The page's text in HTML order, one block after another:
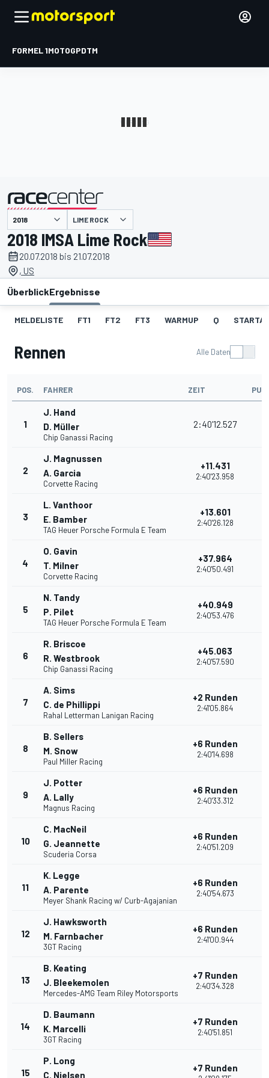
FORMEL 1MOTOGPDTM
LIME ROCK
2018 IMSA Lime Rock
20.07.2018 bis 21.07.2018
, US
ÜberblickErgebnisse
MELDELISTE FT1 FT2 FT3 WARMUP Q
Rennen Alle Daten
POS. FAHRER ZEIT
1
J. Hand
D. Müller
Chip Ganassi Racing
2:40'12.527
2
J. Magnussen
A. Garcia
Corvette Racing
+11.431
2:40'23.958
3
L. Vanthoor
E. Bamber
TAG Heuer Porsche Formula E Team
+13.601
2:40'26.128
4
O. Gavin
T. Milner
Corvette Racing
+37.964
2:40'50.491
5
N. Tandy
P. Pilet
TAG Heuer Porsche Formula E Team
+40.949
2:40'53.476
6
R. Briscoe
R. Westbrook
Chip Ganassi Racing
+45.063
2:40'57.590
7
A. Sims
C. de Phillippi
Rahal Letterman Lanigan Racing
+2 Runden
2:41'05.864
8
B. Sellers
M. Snow
Paul Miller Racing
+6 Runden
2:40'14.698
9
J. Potter
A. Lally
Magnus Racing
+6 Runden
2:40'33.312
10
C. MacNeil
G. Jeannette
Scuderia Corsa
+6 Runden
2:40'51.209
11
K. Legge
A. Parente
Meyer Shank Racing w/ Curb-Agajanian
+6 Runden
2:40'54.673
12
J. Hawksworth
M. Farnbacher
3GT Racing
+6 Runden
2:41'00.944
13
B. Keating
J. Bleekemolen
Mercedes-AMG Team Riley Motorsports
+7 Runden
2:40'34.328
14
D. Baumann
K. Marcelli
3GT Racing
+7 Runden
2:40'51.851
15
P. Long
C. Nielsen
+7 Runden